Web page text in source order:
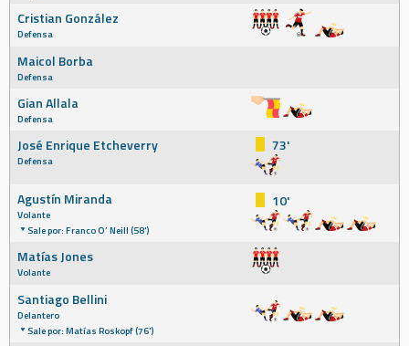
Cristian González
Defensa
Maicol Borba
Defensa
Gian Allala
Defensa
José Enrique Etcheverry
Defensa
73'
Agustín Miranda
Volante
Sale por: Franco O’ Neill (58')
10'
Matías Jones
Volante
Santiago Bellini
Delantero
Sale por: Matías Roskopf (76')